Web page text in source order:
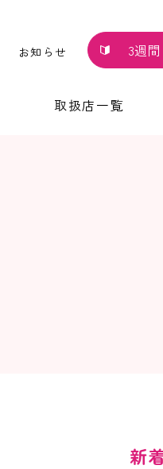
3週
お知らせ
取扱店一覧
新